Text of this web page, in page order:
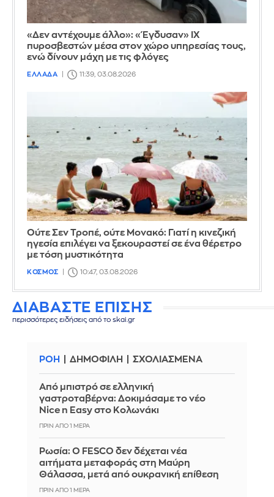
«Δεν αντέχουμε άλλο»: «Έγδυσαν» ΙΧ
πυροσβεστών μέσα στον χώρο υπηρεσίας τους,
ενώ δίνουν μάχη με τις φλόγες
ΕΛΛΑΔΑ 11:39, 03.08.2026
Ούτε Σεν Τροπέ, ούτε Μονακό: Γιατί η κινεζική
ηγεσία επιλέγει να ξεκουραστεί σε ένα θέρετρο
με τόση μυστικότητα
ΚΟΣΜΟΣ 10:47, 03.08.2026
ΔΙΑΒΑΣΤΕ ΕΠΙΣΗΣ
περισσότερες ειδήσεις από το skai.gr
ΡΟΗ ΔΗΜΟΦΙΛΗ ΣΧΟΛΙΑΣΜΕΝΑ
Από μπιστρό σε ελληνική
γαστροταβέρνα: Δοκιμάσαμε το νέο
Nice n Easy στο Κολωνάκι
ΠΡΙΝ ΑΠΌ 1 ΜΈΡΑ
Ρωσία: Ο FESCO δεν δέχεται νέα
αιτήματα μεταφοράς στη Μαύρη
Θάλασσα, μετά από ουκρανική επίθεση
ΠΡΙΝ ΑΠΌ 1 ΜΈΡΑ